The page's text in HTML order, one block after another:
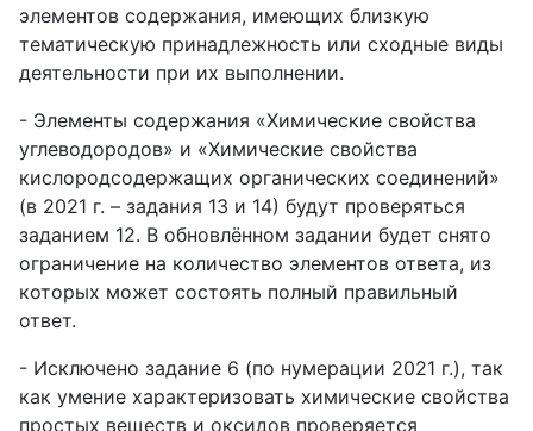
элементов содержания, имеющих близкую
тематическую принадлежность или сходные виды
деятельности при их выполнении.
- Элементы содержания «Химические свойства
углеводородов» и «Химические свойства
кислородсодержащих органических соединений»
(в 2021 г. – задания 13 и 14) будут проверяться
заданием 12. В обновлённом задании будет снято
ограничение на количество элементов ответа, из
которых может состоять полный правильный
ответ.
- Исключено задание 6 (по нумерации 2021 г.), так
как умение характеризовать химические свойства
простых веществ и оксидов проверяется